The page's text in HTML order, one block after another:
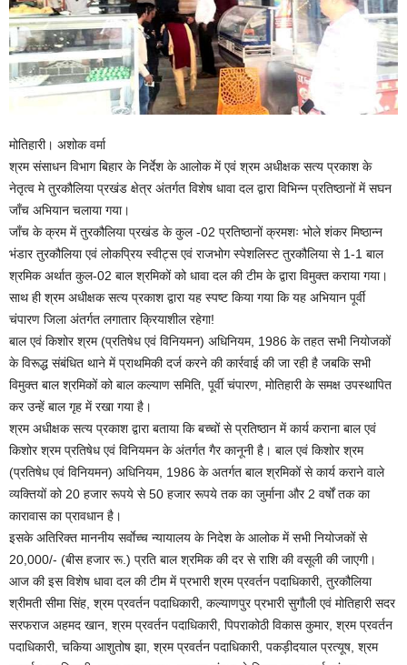
मोतिहारी। अशोक वर्मा
श्रम संसाधन विभाग बिहार के निर्देश के आलोक में एवं श्रम अधीक्षक सत्य प्रकाश के
नेतृत्व मे तुरकौलिया प्रखंड क्षेत्र अंतर्गत विशेष धावा दल द्वारा विभिन्न प्रतिष्ठानों में सघन
जाँच अभियान चलाया गया।
जाँच के क्रम में तुरकौलिया प्रखंड के कुल -02 प्रतिष्ठानों क्रमशः भोले शंकर मिष्ठान्न
भंडार तुरकौलिया एवं लोकप्रिय स्वीट्स एवं राजभोग स्पेशलिस्ट तुरकौलिया से 1-1 बाल
श्रमिक अर्थात कुल-02 बाल श्रमिकों को धावा दल की टीम के द्वारा विमुक्त कराया गया।
साथ ही श्रम अधीक्षक सत्य प्रकाश द्वारा यह स्पष्ट किया गया कि यह अभियान पूर्वी
चंपारण जिला अंतर्गत लगातार क्रियाशील रहेगा!
बाल एवं किशोर श्रम (प्रतिषेध एवं विनियमन) अधिनियम, 1986 के तहत सभी नियोजकों
के विरूद्ध संबंधित थाने में प्राथमिकी दर्ज करने की कार्रवाई की जा रही है जबकि सभी
विमुक्त बाल श्रमिकों को बाल कल्याण समिति, पूर्वी चंपारण, मोतिहारी के समक्ष उपस्थापित
कर उन्हें बाल गृह में रखा गया है।
श्रम अधीक्षक सत्य प्रकाश द्वारा बताया कि बच्चों से प्रतिष्ठान में कार्य कराना बाल एवं
किशोर श्रम प्रतिषेध एवं विनियमन के अंतर्गत गैर कानूनी है। बाल एवं किशोर श्रम
(प्रतिषेध एवं विनियमन) अधिनियम, 1986 के अतर्गत बाल श्रमिकों से कार्य कराने वाले
व्यक्तियों को 20 हजार रूपये से 50 हजार रूपये तक का जुर्माना और 2 वर्षों तक का
कारावास का प्रावधान है।
इसके अतिरिक्त माननीय सर्वाेच्च न्यायालय के निदेश के आलोक में सभी नियोजकों से
20,000/- (बीस हजार रू.) प्रति बाल श्रमिक की दर से राशि की वसूली की जाएगी।
आज की इस विशेष धावा दल की टीम में प्रभारी श्रम प्रवर्तन पदाधिकारी, तुरकौलिया
श्रीमती सीमा सिंह, श्रम प्रवर्तन पदाधिकारी, कल्याणपुर प्रभारी सुगौली एवं मोतिहारी सदर
सरफराज अहमद खान, श्रम प्रवर्तन पदाधिकारी, पिपराकोठी विकास कुमार, श्रम प्रवर्तन
पदाधिकारी, चकिया आशुतोष झा, श्रम प्रवर्तन पदाधिकारी, पकड़ीदयाल प्रत्यूष, श्रम